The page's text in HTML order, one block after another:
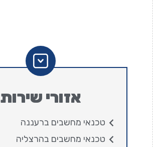
אזורי שירות
טכנאי מחשבים ברעננה
טכנאי מחשבים בהרצליה